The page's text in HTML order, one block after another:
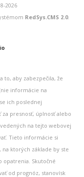
2026
RedSys.CMS 2.0.
to, aby zabezpečila, že
informácie na
ich poslednej
presnosť, úplnosť alebo
na tejto webovej
Tieto informácie si
ktorých základe by ste
opatrenia. Skutočné
od prognóz, stanovísk